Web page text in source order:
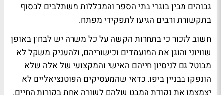
גבוהים מבין בוגרי בתי הספר והמכללות משתלבים לבסוף
בתקשורת ורבים הגיעו לתפקידי מפתח.
חשוב לזכור כי בתחרות הקשה על כל משרה יש לבחון באופן
שוויוני והוגן את המועמדים וכישוריהם, ולהעניק משקל לא
מבוטל גם לניסיון חייהם האישי והמקצועי של אלה שלא
הונפקו בבניין ביפו. כדאי שהמעסיקים הפוטנציאליים לא
יצמצמו את נקודת המבט שלהם לשורה אחת בקורות החיים.